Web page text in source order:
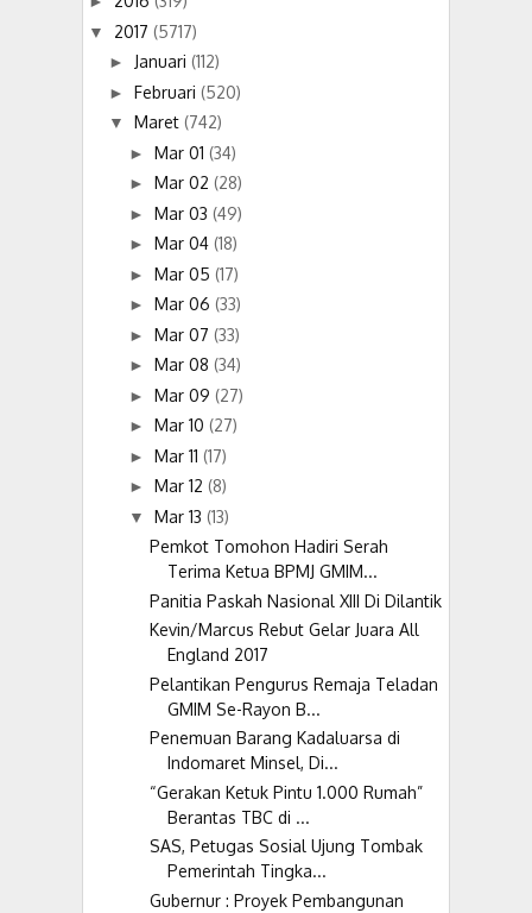
▼ 2017 (5717)
► Januari (112)
► Februari (520)
▼ Maret (742)
► Mar 01 (34)
► Mar 02 (28)
► Mar 03 (49)
► Mar 04 (18)
► Mar 05 (17)
► Mar 06 (33)
► Mar 07 (33)
► Mar 08 (34)
► Mar 09 (27)
► Mar 10 (27)
► Mar 11 (17)
► Mar 12 (8)
▼ Mar 13 (13)
Pemkot Tomohon Hadiri Serah
Terima Ketua BPMJ GMIM...
Panitia Paskah Nasional XIII Di Dilantik
Kevin/Marcus Rebut Gelar Juara All
England 2017
Pelantikan Pengurus Remaja Teladan
GMIM Se-Rayon B...
Penemuan Barang Kadaluarsa di
Indomaret Minsel, Di...
“Gerakan Ketuk Pintu 1.000 Rumah”
Berantas TBC di ...
SAS, Petugas Sosial Ujung Tombak
Pemerintah Tingka...
Gubernur : Proyek Pembangunan